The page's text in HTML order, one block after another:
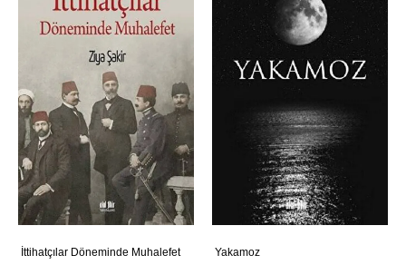
İttihatçılar Döneminde Muhalefet Yakamoz